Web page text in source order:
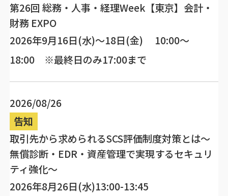
第26回 総務・人事・経理Week【東京】会計・
財務 EXPO
2026年9月16日(水)～18日(金) 10:00～
18:00 ※最終日のみ17:00まで
2026/08/26
告知
取引先から求められるSCS評価制度対策とは～
無償診断・EDR・資産管理で実現するセキュリ
ティ強化～
2026年8月26日(水)13:00-13:45